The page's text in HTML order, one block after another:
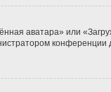
аватара» или